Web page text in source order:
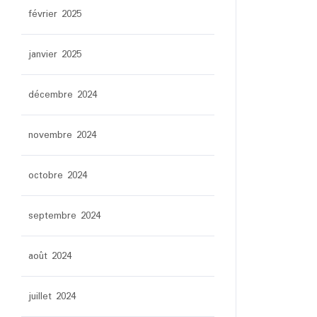
février 2025
janvier 2025
décembre 2024
novembre 2024
octobre 2024
septembre 2024
août 2024
juillet 2024